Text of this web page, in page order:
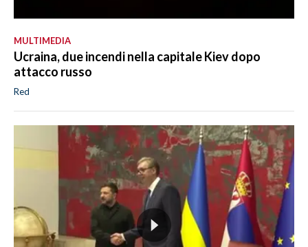
MULTIMEDIA
Ucraina, due incendi nella capitale Kiev dopo
attacco russo
Red